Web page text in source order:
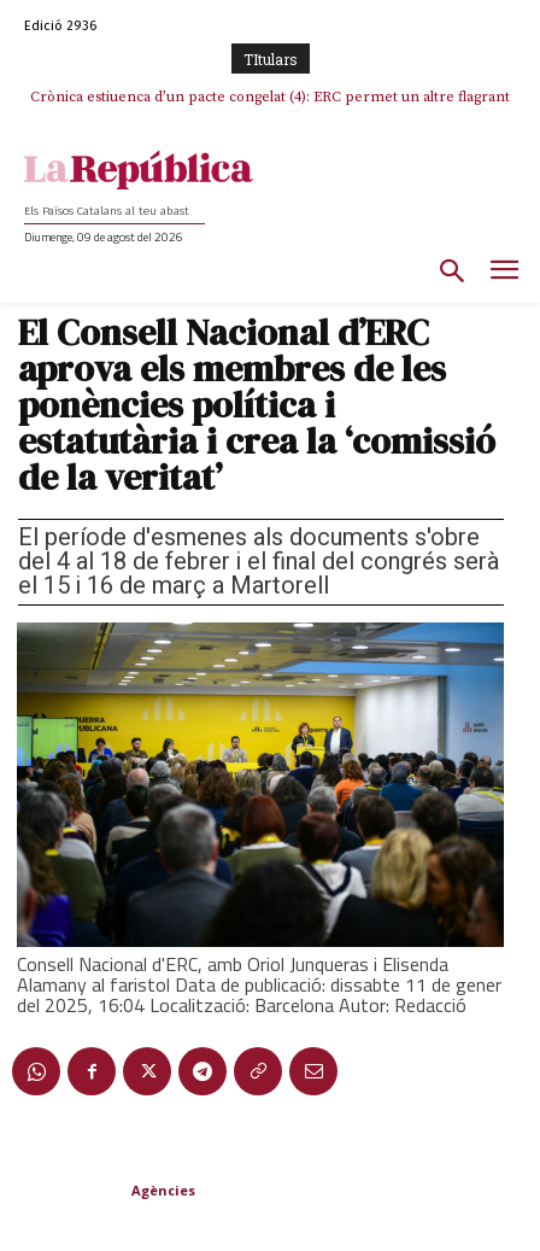
Edició 2936
TItulars
Crònica estiuenca d’un pacte congelat (4): ERC permet un altre flagrant
Els Països Catalans al teu abast
Diumenge, 09 de agost del 2026
El Consell Nacional d’ERC
aprova els membres de les
ponències política i
estatutària i crea la ‘comissió
de la veritat’
El període d'esmenes als documents s'obre
del 4 al 18 de febrer i el final del congrés serà
el 15 i 16 de març a Martorell
Consell Nacional d'ERC, amb Oriol Junqueras i Elisenda
Alamany al faristol Data de publicació: dissabte 11 de gener
del 2025, 16:04 Localització: Barcelona Autor: Redacció
Agències